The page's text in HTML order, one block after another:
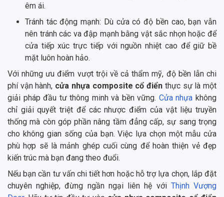
êm ái.
Tránh tác động mạnh: Dù cửa có độ bền cao, bạn vẫn
nên tránh các va đập mạnh bằng vật sắc nhọn hoặc để
cửa tiếp xúc trực tiếp với nguồn nhiệt cao để giữ bề
mặt luôn hoàn hảo.
Với những ưu điểm vượt trội về cả thẩm mỹ, độ bền lẫn chi
phí vận hành, cửa nhựa composite cổ điển thực sự là một
giải pháp đầu tư thông minh và bền vững. Cửa nhựa không
chỉ giải quyết triệt để các nhược điểm của vật liệu truyền
thống mà còn góp phần nâng tầm đẳng cấp, sự sang trọng
cho không gian sống của bạn. Việc lựa chọn một mẫu cửa
phù hợp sẽ là mảnh ghép cuối cùng để hoàn thiện vẻ đẹp
kiến trúc mà bạn đang theo đuổi.
Nếu bạn cần tư vấn chi tiết hơn hoặc hỗ trợ lựa chọn, lắp đặt
chuyên nghiệp, đừng ngần ngại liên hệ với Thịnh Vượng